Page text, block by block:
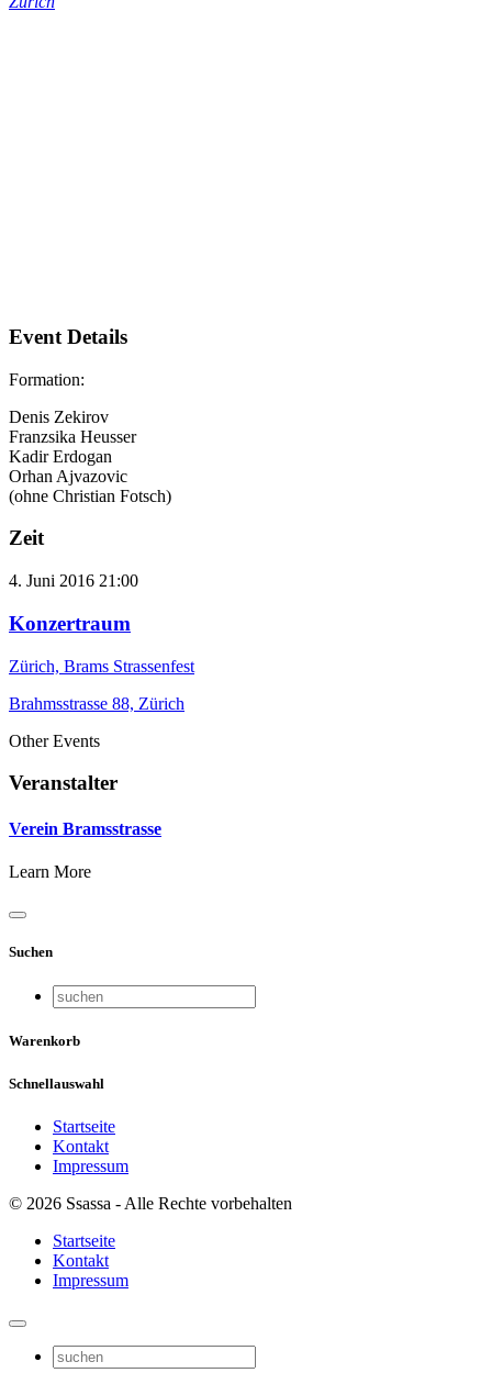
Event Details
Formation:
Denis Zekirov
Franzsika Heusser
Kadir Erdogan
Orhan Ajvazovic
(ohne Christian Fotsch)
Zeit
4. Juni 2016 21:00
Konzertraum
Zürich, Brams Strassenfest
Brahmsstrasse 88, Zürich
Other Events
Veranstalter
Verein Bramsstrasse
Learn More
Suchen
Warenkorb
Schnellauswahl
Startseite
Kontakt
Impressum
© 2026 Ssassa - Alle Rechte vorbehalten
Startseite
Kontakt
Impressum